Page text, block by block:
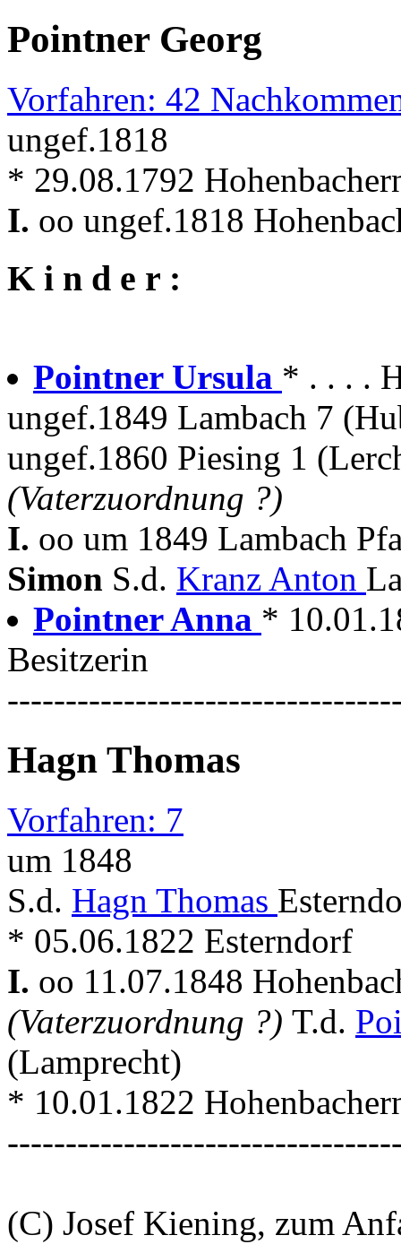
Pointner Georg
Vorfahren: 42
ungef.1818
* 29.08.1792
I. oo ungef.1818
K i n d e r :
Pointner Ursula * . . . .
ungef.1849 Lambach 7
ungef.1860 Piesing 1
(Vaterzuordnung ?)
I. oo um 1849 Lambach
Simon S.d. Kranz Anton
Pointner Anna *
Besitzerin
Hagn Thomas
Vorfahren: 7
um 1848
S.d. Hagn Thomas
* 05.06.1822 Esterndorf
I. oo 11.07.1848
(Vaterzuordnung ?) T.d.
(Lamprecht)
* 10.01.1822
(C) Josef Kiening, zum